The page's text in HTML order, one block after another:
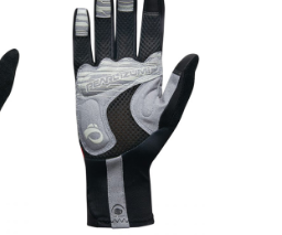
有額度不足之情形，本公司將視審查結果
他人資訊註冊。若發現惡意使用之情形，
該用戶之使用額度並採取法律行動。